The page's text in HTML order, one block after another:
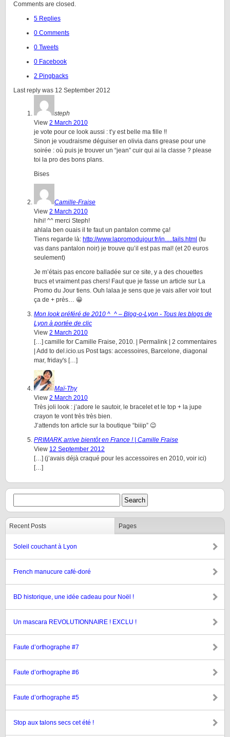
Comments are closed.
5 Replies
0 Comments
0 Tweets
0 Facebook
2 Pingbacks
Last reply was 12 September 2012
steph
View 2 March 2010
je vote pour ce look aussi : t’y est belle ma fille !!
Sinon je voudraisme déguiser en olivia dans grease pour une
soirée : où puis je trouver un “jean” cuir qui ai la classe ? please
toi la pro des bons plans.
Bises
Camille-Fraise
View 2 March 2010
hihi! ^^ merci Steph!
ahlala ben ouais il te faut un pantalon comme ça!
Tiens regarde là: http://www.lapromodujour.fr/in.....tails.html (tu
vas dans pantalon noir) je trouve qu’il est pas mal! (et 20 euros
seulement)
Je m’étais pas encore balladée sur ce site, y a des chouettes
trucs et vraiment pas chers! Faut que je fasse un article sur La
Promo du Jour tiens. Ouh lalaa je sens que je vais aller voir tout
ça de + près… 😀
Mon look préféré de 2010 ^_^ – Blog-o-Lyon - Tous les blogs de
Lyon à portée de clic
View 2 March 2010
[…] camille for Camille Fraise, 2010. | Permalink | 2 commentaires
| Add to del.icio.us Post tags: accessoires, Barcelone, diagonal
mar, friday's […]
Maï-Thy
View 2 March 2010
Très joli look : j’adore le sautoir, le bracelet et le top + la jupe
crayon te vont très très bien.
J’attends ton article sur la boutique “biiip” 😉
PRIMARK arrive bientôt en France ! | Camille Fraise
View 12 September 2012
[…] (j’avais déjà craqué pour les accessoires en 2010, voir ici)
[…]
Recent Posts Pages
Soleil couchant à Lyon
French manucure café-doré
BD historique, une idée cadeau pour Noël !
Un mascara REVOLUTIONNAIRE ! EXCLU !
Faute d’orthographe #7
Faute d’orthographe #6
Faute d’orthographe #5
Stop aux talons secs cet été !